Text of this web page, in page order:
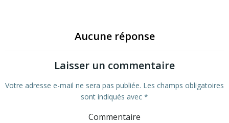
Aucune réponse
Laisser un commentaire
Votre adresse e-mail ne sera pas publiée. Les champs obligatoires
sont indiqués avec *
Commentaire